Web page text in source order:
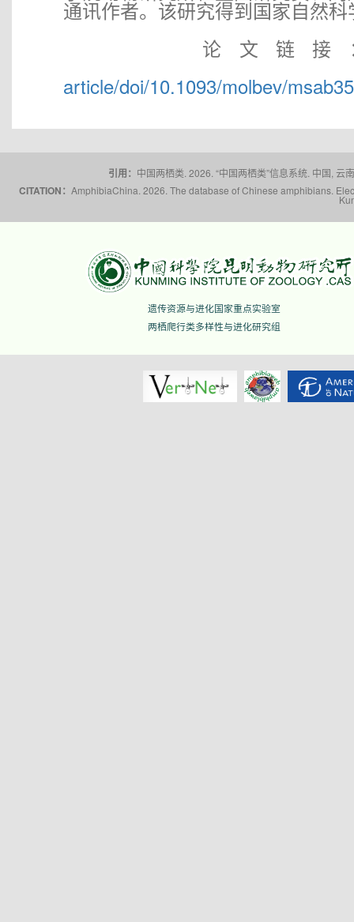
通讯作者。该研究得到国家自然
论文链接
article/doi/10.1093/molbev/
引用： 中国两栖类. 2026. “中国两栖类”信息系统. 中国,
CITATION： AmphibiaChina. 2026. The database of Chinese amphibians.
遗传资源与进化国家重点实验室
两栖爬行类多样性与进化研究组